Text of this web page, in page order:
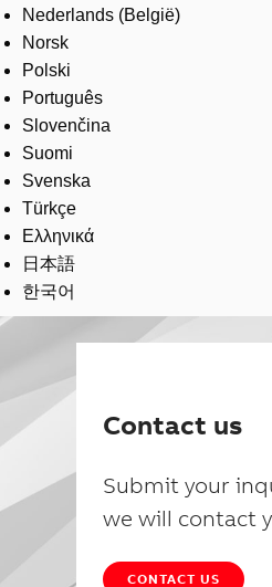
Nederlands (België)
Norsk
Polski
Português
Slovenčina
Suomi
Svenska
Türkçe
Ελληνικά
日本語
한국어
Contact us
Submit your
we will contact
CONTACT US